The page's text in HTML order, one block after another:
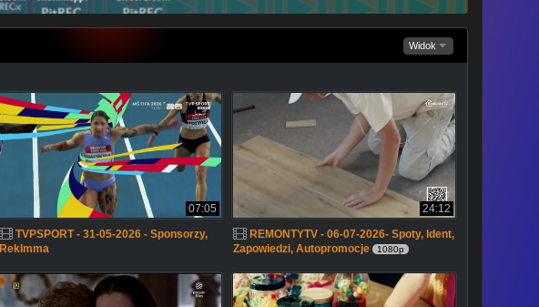
Widok
07:05
TVPSPORT - 31-05-2026 - Sponsorzy,
Reklmma
24:12
REMONTYTV - 06-07-2026- Spoty, Ident,
Zapowiedzi, Autopromocje
1080p